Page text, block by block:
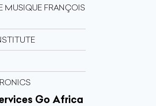
MUSIQUE FRANÇOIS
Go Africa